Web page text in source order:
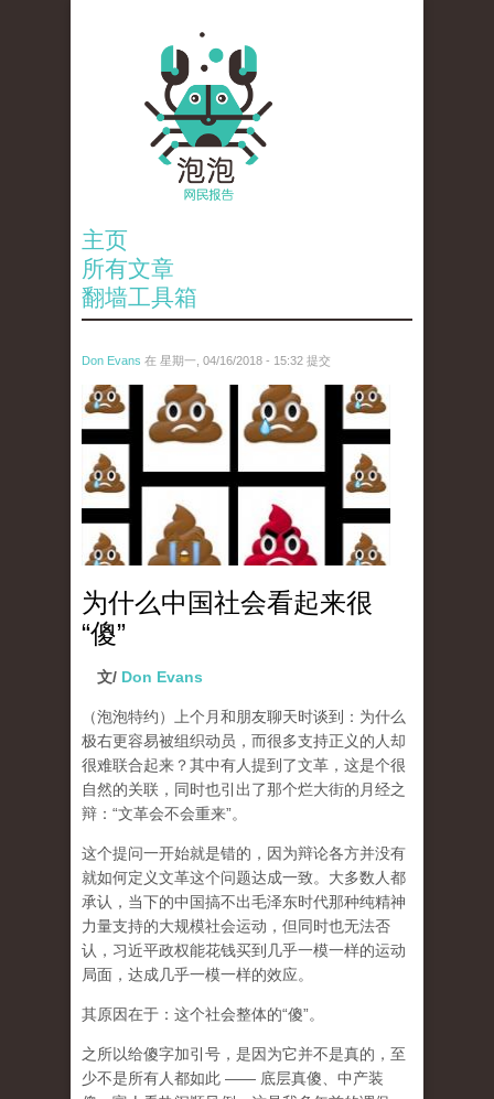
主页
所有文章
翻墙工具箱
Don Evans 在 星期一, 04/16/2018 - 15:32 提交
wechatimg1053.jpeg
为什么中国社会看起来很
“傻”
文/ Don Evans
（泡泡特约）
上个月和朋友聊天时谈到：为什么
极右更容易被组织动员，而很多支持正义的人却
很难联合起来？其中有人提到了文革，这是个很
自然的关联，同时也引出了那个烂大街的月经之
辩：“文革会不会重来”。
这个提问一开始就是错的，因为辩论各方并没有
就如何定义文革这个问题达成一致。大多数人都
承认，当下的中国搞不出毛泽东时代那种纯精神
力量支持的大规模社会运动，但同时也无法否
认，习近平政权能花钱买到几乎一模一样的运动
局面，达成几乎一模一样的效应。
其原因在于：这个社会整体的“傻”。
之所以给傻字加引号，是因为它并不是真的，至
少不是所有人都如此 —— 底层真傻、中产装